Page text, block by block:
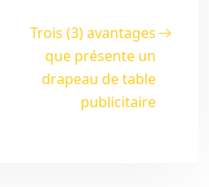
Trois (3) avantages
que présente un
drapeau de table
publicitaire